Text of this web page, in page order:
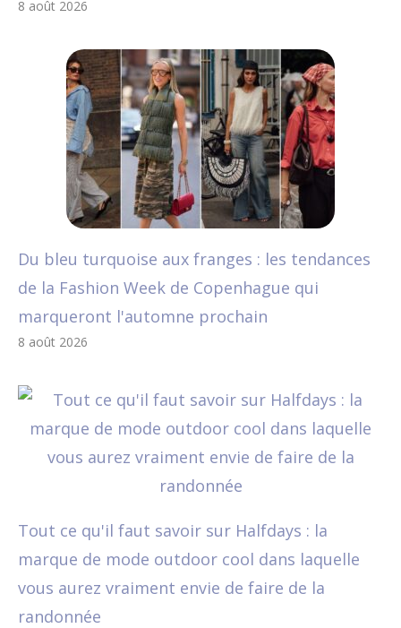
8 août 2026
Du bleu turquoise aux franges : les tendances
de la Fashion Week de Copenhague qui
marqueront l'automne prochain
8 août 2026
Tout ce qu'il faut savoir sur Halfdays : la
marque de mode outdoor cool dans laquelle
vous aurez vraiment envie de faire de la
randonnée